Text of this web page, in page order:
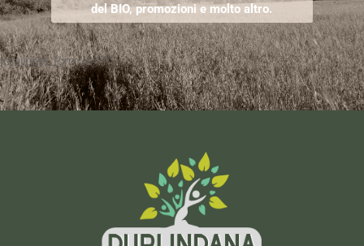
del BIO, promozioni e molto altro.
[mailpoet_form id="1"]